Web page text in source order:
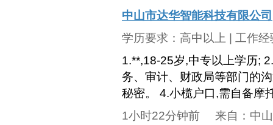
中山市达华智能科技有限公司
学历要求： 高中以上 | 工作
1.**,18-25岁,中专以上学历;
务、审计、财政局等部门的
秘密。 4.小榄户口,需自备摩
1小时22分钟前 来自： 中